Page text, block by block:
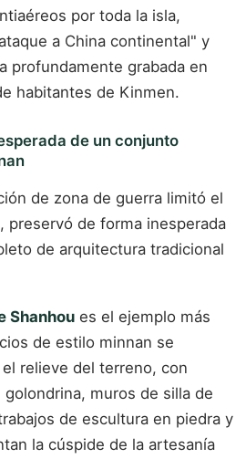
por toda la isla,
a China continental" y
profundamente grabada en
habitantes de Kinmen.
de un conjunto
de zona de guerra limitó el
preservó de forma inesperada
de arquitectura tradicional
Shanhou es el ejemplo más
de estilo minnan se
relieve del terreno, con
muros de silla de
de escultura en piedra y
la cúspide de la artesanía